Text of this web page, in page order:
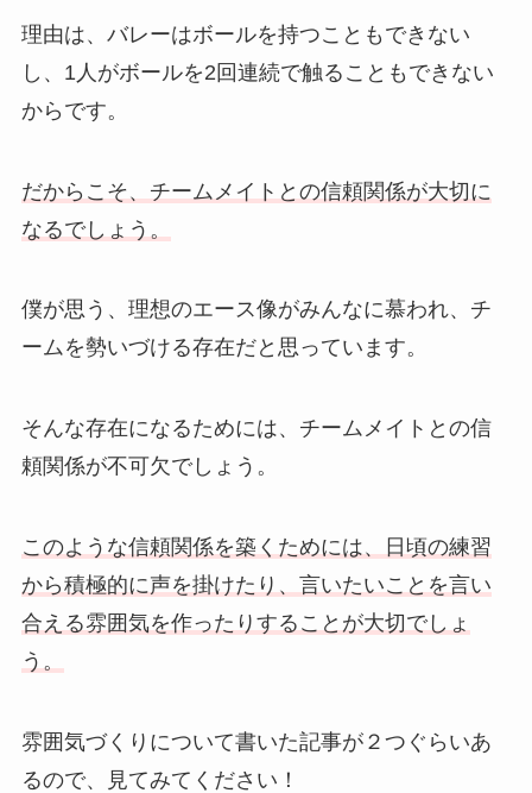
理由は、バレーはボールを持つこともできない
し、1人がボールを2回連続で触ることもできない
からです。
だからこそ、チームメイトとの信頼関係が大切に
なるでしょう。
僕が思う、理想のエース像がみんなに慕われ、チ
ームを勢いづける存在だと思っています。
そんな存在になるためには、チームメイトとの信
頼関係が不可欠でしょう。
このような信頼関係を築くためには、日頃の練習
から積極的に声を掛けたり、言いたいことを言い
合える雰囲気を作ったりすることが大切でしょ
う。
雰囲気づくりについて書いた記事が２つぐらいあ
るので、見てみてください！